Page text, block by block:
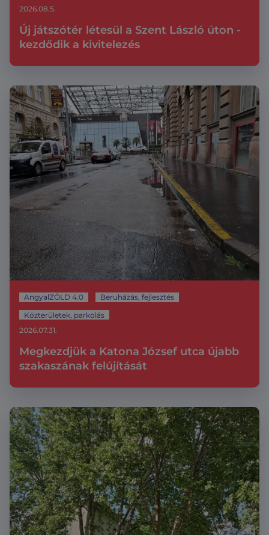
Új játszótér létesül a Szent László úton -
kezdődik a kivitelezés
2026.08.5.
AngyalZÖLD 4.0
Beruházás, fejlesztés
Közterületek, parkolás
Megkezdjük a Katona József utca újabb
szakaszának felújítását
2026.07.31.